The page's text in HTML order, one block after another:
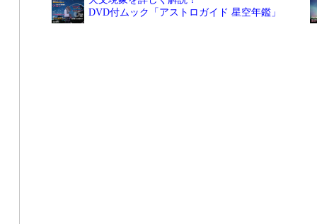
DVD付ムック「アストロガイド 星空年鑑」